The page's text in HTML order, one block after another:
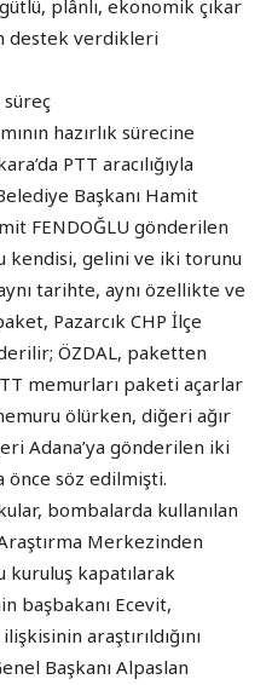
plânlı, ekonomik çıkar
destek verdikleri
hazırlık sürecine
PTT aracılığıyla
Başkanı Hamit
FENDOĞLU gönderilen
kendisi, gelini ve iki torunu
tarihte, aynı özellikte ve
Pazarcık CHP İlçe
ÖZDAL, paketten
memurları paketi açarlar
ölürken, diğeri ağır
Adana’ya gönderilen iki
önce söz edilmişti.
bombalarda kullanılan
Merkezinden
kuruluş kapatılarak
başbakanı Ecevit,
araştırıldığını
Başkanı Alpaslan